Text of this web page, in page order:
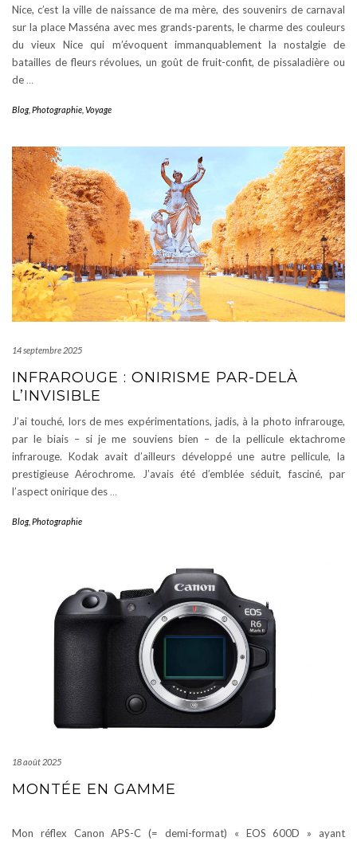
Nice, c’est la ville de naissance de ma mère, des souvenirs de carnaval
sur la place Masséna avec mes grands-parents, le charme des couleurs
du vieux Nice qui m’évoquent immanquablement la nostalgie de
batailles de fleurs révolues, un goût de fruit-confit, de pissaladière ou
de …
Blog, Photographie Voyage
14 septembre 2025
INFRAROUGE : ONIRISME PAR-DELÀ
L’INVISIBLE
J’ai touché, lors de mes expérimentations, jadis, à la photo infrarouge,
par le biais – si je me souviens bien – de la pellicule ektachrome
infrarouge. Kodak avait d’ailleurs développé une autre pellicule, la
prestigieuse Aérochrome. J’avais été d’emblée séduit, fasciné, par
l’aspect onirique des …
Blog, Photographie
18 août 2025
MONTÉE EN GAMME
Mon réflex Canon APS-C (= demi-format) « EOS 600D » ayant